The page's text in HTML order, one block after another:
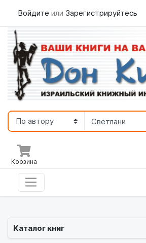
Войдите или Зарегистрируйтесь
Корзина
Каталог книг